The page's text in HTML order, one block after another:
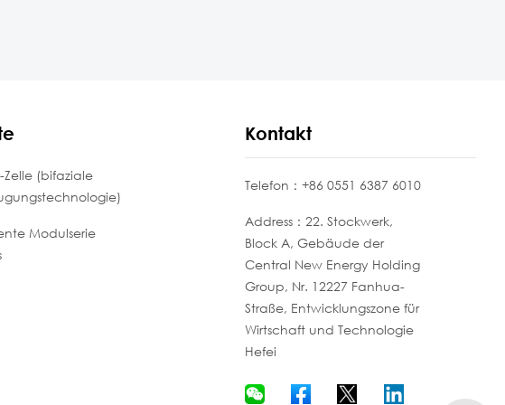
Zelle (bifaziale
Modulserie
Kontakt
Telefon：+86 0551 6387 6010
Address：22. Stockwerk,
Block A, Gebäude der
Central New Energy Holding
Group, Nr. 12227 Fanhua-
Straße, Entwicklungszone für
Wirtschaft und Technologie
Hefei